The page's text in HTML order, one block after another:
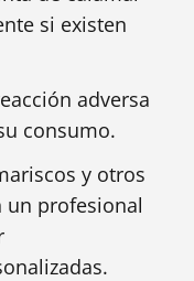
si existen
adversa
consumo.
y otros
un profesional